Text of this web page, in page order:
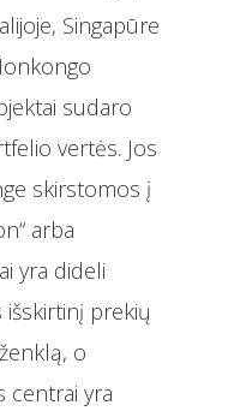
Singapūre
sudaro
vertės. Jos
skirstomos į
arba
yra dideli
prekių
o
centrai yra